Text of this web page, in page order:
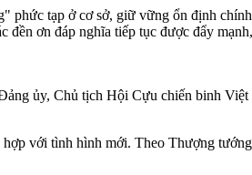
tạp ở cơ sở, giữ vững ổn định
ơn đáp nghĩa tiếp tục được đẩy
ủy, Chủ tịch Hội Cựu chiến binh
với tình hình mới. Theo Thượng